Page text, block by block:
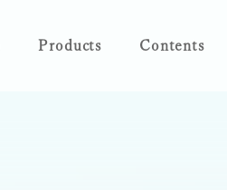
Products Contents